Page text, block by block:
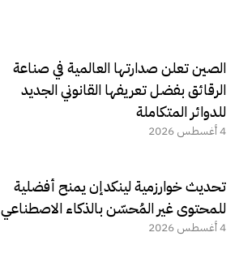
الصين تعلن صدارتها العالمية في صناعة
الرقائق بفضل تعريفها القانوني الجديد
للدوائر المتكاملة
4 أغسطس 2026
تحديث خوارزمية لينكدإن يمنح أفضلية
للمحتوى غير المُحسّن بالذكاء الاصطناعي
4 أغسطس 2026